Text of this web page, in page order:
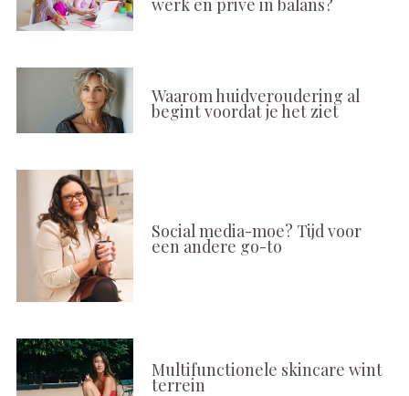
werk en privé in balans?
Waarom huidveroudering al
begint voordat je het ziet
Social media-moe? Tijd voor
een andere go-to
Multifunctionele skincare wint
terrein